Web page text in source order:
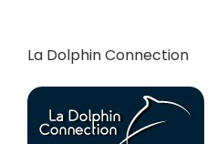
La Dolphin Connection